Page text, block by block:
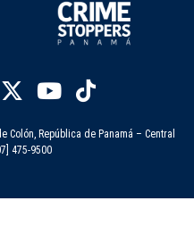
Colón, República de Panamá – Central
475-9500